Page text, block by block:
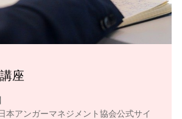
座
本アンガーマネジメント協会公式サイ